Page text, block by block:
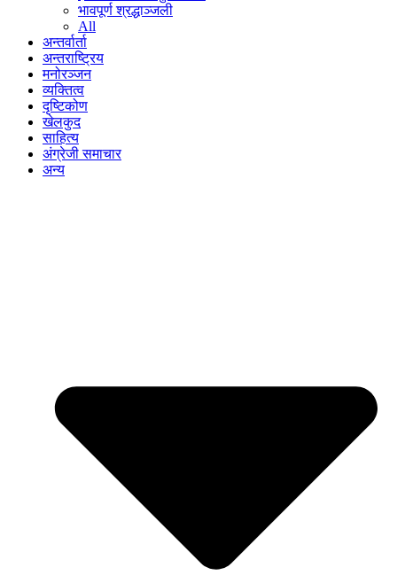
भावपूर्ण श्रद्धाञ्जली
All
अन्तर्वार्ता
अन्तराष्ट्रिय
मनोरञ्जन
व्यक्तित्व
दृष्टिकोण
खेलकुद
साहित्य
अंग्रेजी समाचार
अन्य